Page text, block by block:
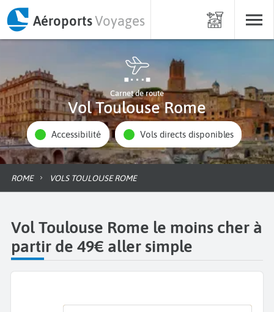
AéroportsVoyages
Carnet de route
Vol Toulouse Rome
Accessibilité Vols directs disponibles
ROME VOLS TOULOUSE ROME
Vol Toulouse Rome le moins cher à
partir de 49€ aller simple